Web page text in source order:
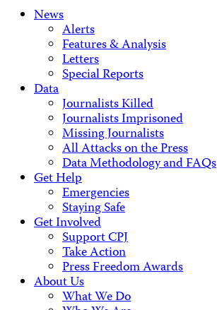
News
Alerts
Features & Analysis
Letters
Special Reports
Data
Journalists Killed
Journalists Imprisoned
Missing Journalists
All Attacks on the Press
Data Methodology and FAQs
Get Help
Emergencies
Staying Safe
Get Involved
Support CPJ
Take Action
Press Freedom Awards
About Us
What We Do